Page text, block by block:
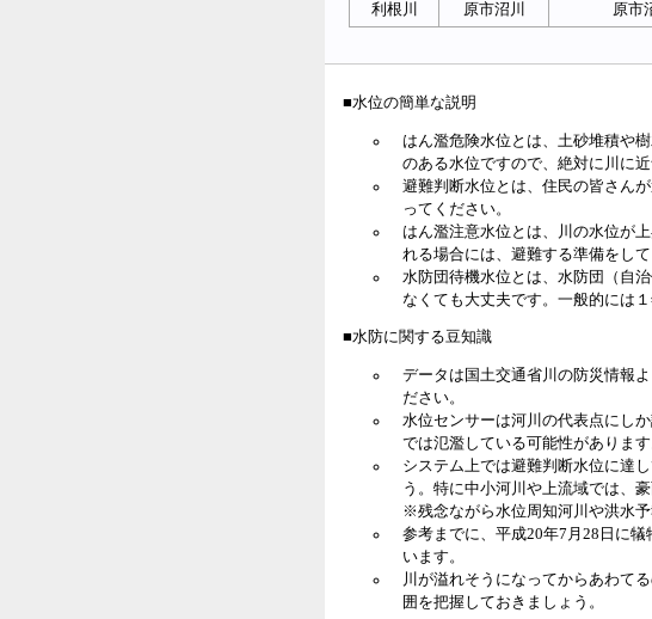
利根川 原市沼川 原市
■水位の簡単な説明
はん濫危険水位とは、土砂堆積や
のある水位ですので、絶対に川に近
避難判断水位とは、住民の皆さん
ってください。
はん濫注意水位とは、川の水位が
れる場合には、避難する準備をし
水防団待機水位とは、水防団（自
なくても大丈夫です。一般的には
■水防に関する豆知識
データは国土交通省川の防災情報
ださい。
水位センサーは河川の代表点にし
では氾濫している可能性があります
システム上では避難判断水位に達
う。特に中小河川や上流域では、
※残念ながら水位周知河川や洪水
参考までに、平成20年7月28日に
います。
川が溢れそうになってからあわて
囲を把握しておきましょう。